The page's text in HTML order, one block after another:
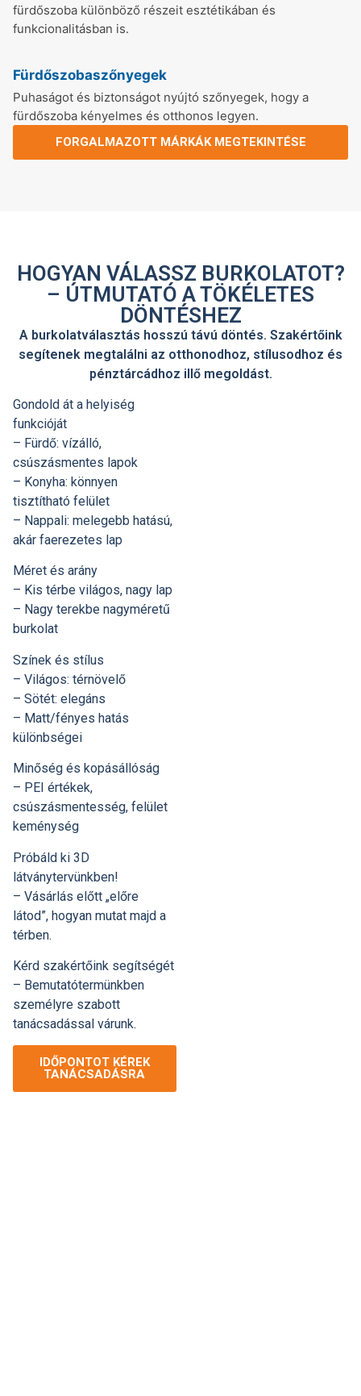
fürdőszoba különböző részeit esztétikában és
funkcionalitásban is.
Fürdőszobaszőnyegek
Puhaságot és biztonságot nyújtó szőnyegek, hogy a
fürdőszoba kényelmes és otthonos legyen.
FORGALMAZOTT MÁRKÁK MEGTEKINTÉSE
HOGYAN VÁLASSZ BURKOLATOT?
– ÚTMUTATÓ A TÖKÉLETES
DÖNTÉSHEZ
A burkolatválasztás hosszú távú döntés. Szakértőink
segítenek megtalálni az otthonodhoz, stílusodhoz és
pénztárcádhoz illő megoldást.
Gondold át a helyiség
funkcióját
– Fürdő: vízálló,
csúszásmentes lapok
– Konyha: könnyen
tisztítható felület
– Nappali: melegebb hatású,
akár faerezetes lap
Méret és arány
– Kis térbe világos, nagy lap
– Nagy terekbe nagyméretű
burkolat
Színek és stílus
– Világos: térnövelő
– Sötét: elegáns
– Matt/fényes hatás
különbségei
Minőség és kopásállóság
– PEI értékek,
csúszásmentesség, felület
keménység
Próbáld ki 3D
látványtervünkben!
– Vásárlás előtt „előre
látod”, hogyan mutat majd a
térben.
Kérd szakértőink segítségét
– Bemutatótermünkben
személyre szabott
tanácsadással várunk.
IDŐPONTOT KÉREK
TANÁCSADÁSRA